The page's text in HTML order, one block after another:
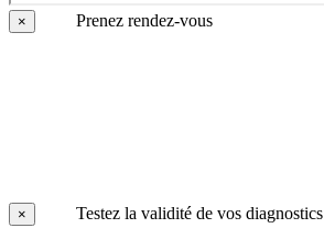
× Prenez rendez-vous
× Testez la validité de vos diagnostics